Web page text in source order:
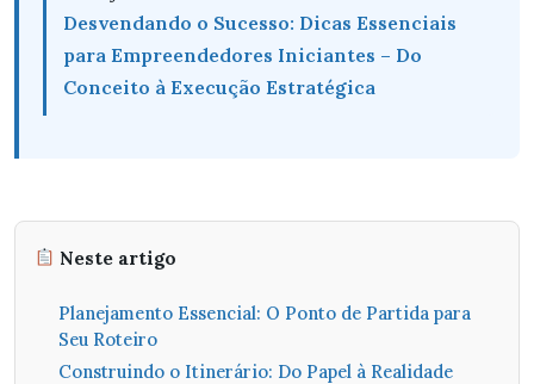
Desvendando o Sucesso: Dicas Essenciais
para Empreendedores Iniciantes – Do
Conceito à Execução Estratégica
Neste artigo
Planejamento Essencial: O Ponto de Partida para
Seu Roteiro
Construindo o Itinerário: Do Papel à Realidade